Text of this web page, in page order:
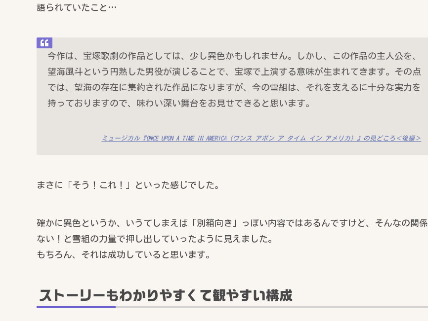
語られていたこと…
今作は、宝塚歌劇の作品としては、少し異色かもしれません。しかし、この作品の主人公を、
望海風斗という円熟した男役が演じることで、宝塚で上演する意味が生まれてきます。その点
では、望海の存在に集約された作品になりますが、今の雪組は、それを支えるに十分な実力を
持っておりますので、味わい深い舞台をお見せできると思います。
ミュージカル『ONCE UPON A TIME IN AMERICA（ワンス アポン ア タイム イン アメリカ）』の見どころ＜後編＞
まさに「そう！これ！」といった感じでした。
確かに異色というか、いうてしまえば「別箱向き」っぽい内容ではあるんですけど、そんなの関係
ない！と雪組の力量で押し出していったように見えました。
もちろん、それは成功していると思います。
ストーリーもわかりやすくて観やすい構成